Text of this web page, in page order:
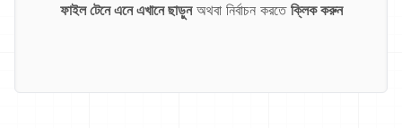
ফাইল টেনে এনে এখানে ছাড়ুনঅথবা নির্বাচন করতে ক্লিক করুন